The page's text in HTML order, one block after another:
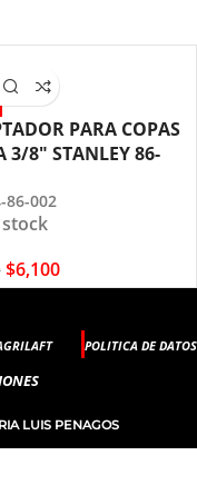
PARA COPAS
3/8″ STANLEY 86-
86-002
stock
$6,100
POLITICA DE DATOS
LUIS PENAGOS